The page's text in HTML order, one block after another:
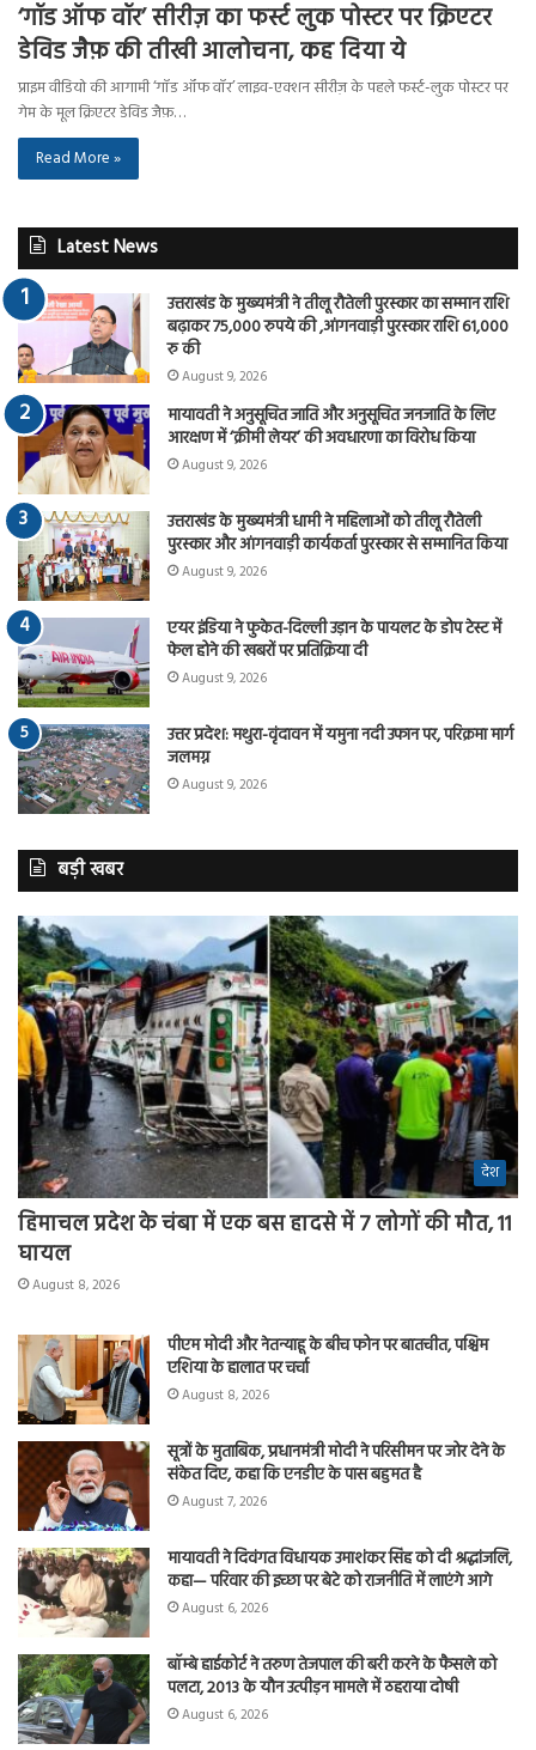
‘गॉड ऑफ वॉर’ सीरीज़ का फर्स्ट लुक पोस्टर पर क्रिएटर
डेविड जैफ़ की तीखी आलोचना, कह दिया ये
प्राइम वीडियो की आगामी ‘गॉड ऑफ वॉर’ लाइव-एक्शन सीरीज़ के पहले फर्स्ट-लुक पोस्टर पर
गेम के मूल क्रिएटर डेविड जैफ़…
Read More »
Latest News
उत्तराखंड के मुख्यमंत्री ने तीलू रौतेली पुरस्कार का सम्मान राशि
बढ़ाकर 75,000 रुपये की ,आंगनवाड़ी पुरस्कार राशि 61,000
रु की
August 9, 2026
मायावती ने अनुसूचित जाति और अनुसूचित जनजाति के लिए
आरक्षण में ‘क्रीमी लेयर’ की अवधारणा का विरोध किया
August 9, 2026
उत्तराखंड के मुख्यमंत्री धामी ने महिलाओं को तीलू रौतेली
पुरस्कार और आंगनवाड़ी कार्यकर्ता पुरस्कार से सम्मानित किया
August 9, 2026
एयर इंडिया ने फुकेत-दिल्ली उड़ान के पायलट के डोप टेस्ट में
फेल होने की खबरों पर प्रतिक्रिया दी
August 9, 2026
उत्तर प्रदेश: मथुरा-वृंदावन में यमुना नदी उफान पर, परिक्रमा मार्ग
जलमग्न
August 9, 2026
बड़ी खबर
देश
हिमाचल प्रदेश के चंबा में एक बस हादसे में 7 लोगों की मौत, 11
घायल
August 8, 2026
पीएम मोदी और नेतन्याहू के बीच फोन पर बातचीत, पश्चिम
एशिया के हालात पर चर्चा
August 8, 2026
सूत्रों के मुताबिक, प्रधानमंत्री मोदी ने परिसीमन पर जोर देने के
संकेत दिए, कहा कि एनडीए के पास बहुमत है
August 7, 2026
मायावती ने दिवंगत विधायक उमाशंकर सिंह को दी श्रद्धांजलि,
कहा— परिवार की इच्छा पर बेटे को राजनीति में लाएंगे आगे
August 6, 2026
बॉम्बे हाईकोर्ट ने तरुण तेजपाल की बरी करने के फैसले को
पलटा, 2013 के यौन उत्पीड़न मामले में ठहराया दोषी
August 6, 2026